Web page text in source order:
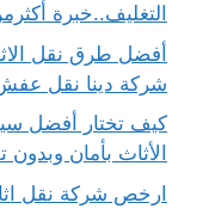
التغليف..خبرة أكثرمن10سنوات..اتصل
شركة دينا نقل
كيف تختار أفضل
الأثاث بأمان
ارخص شركة نقل